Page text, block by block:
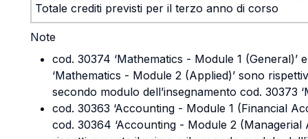
Totale crediti previsti per il terzo anno di corso
Note
cod. 30374 ‘Mathematics - Module 1 (General)’
‘Mathematics - Module 2 (Applied)’ sono
secondo modulo dell’insegnamento cod. 30373
cod. 30363 ‘Accounting - Module 1 (Financial
cod. 30364 ‘Accounting - Module 2 (Managerial